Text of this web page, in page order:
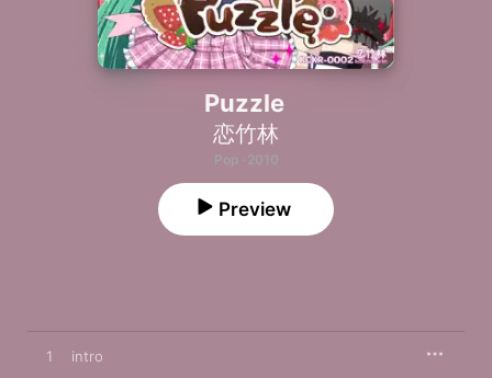
Puzzle
恋竹林
Pop · 2010
Preview
1 intro